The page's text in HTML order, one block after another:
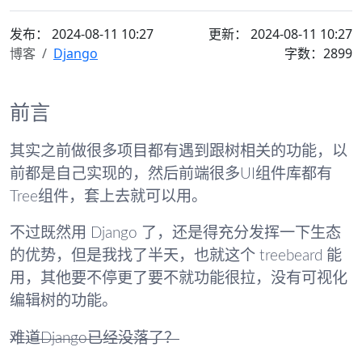
发布： 2024-08-11 10:27
更新： 2024-08-11 10:27
博客
Django 字数：2899
前言
其实之前做很多项目都有遇到跟树相关的功能，以
前都是自己实现的，然后前端很多UI组件库都有
Tree组件，套上去就可以用。
不过既然用 Django 了，还是得充分发挥一下生态
的优势，但是我找了半天，也就这个 treebeard 能
用，其他要不停更了要不就功能很拉，没有可视化
编辑树的功能。
难道Django已经没落了？